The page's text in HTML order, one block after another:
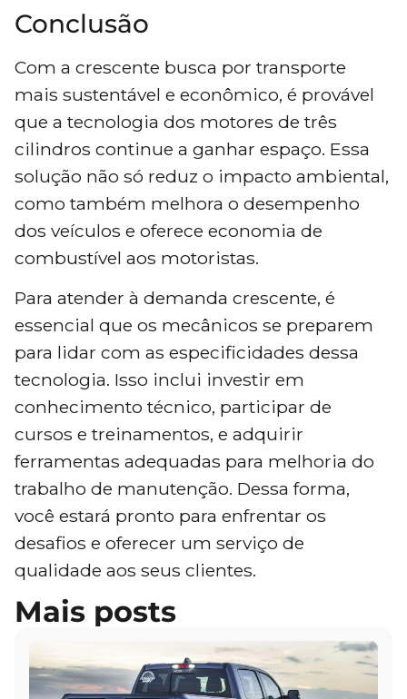
Conclusão
Com a crescente busca por transporte
mais sustentável e econômico, é provável
que a tecnologia dos motores de três
cilindros continue a ganhar espaço. Essa
solução não só reduz o impacto ambiental,
como também melhora o desempenho
dos veículos e oferece economia de
combustível aos motoristas.
Para atender à demanda crescente, é
essencial que os mecânicos se preparem
para lidar com as especificidades dessa
tecnologia. Isso inclui investir em
conhecimento técnico, participar de
cursos e treinamentos, e adquirir
ferramentas adequadas para melhoria do
trabalho de manutenção. Dessa forma,
você estará pronto para enfrentar os
desafios e oferecer um serviço de
qualidade aos seus clientes.
Mais posts